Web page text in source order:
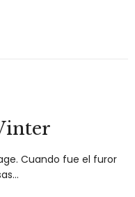
Cuando fue el furor